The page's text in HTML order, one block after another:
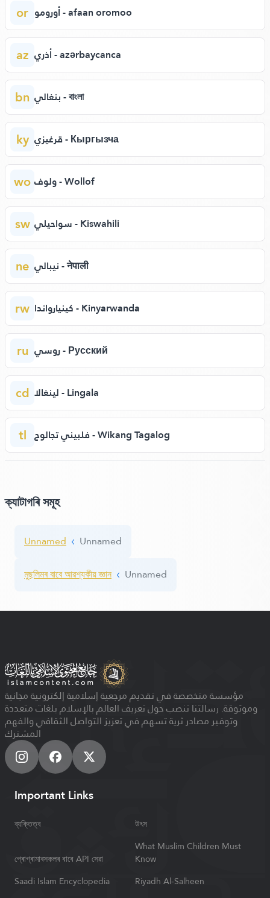
or أورومو - afaan oromoo
az أذري - azərbaycanca
bn بنغالي - বাংলা
ky قرغيزي - Кыргызча
wo ولوف - Wollof
sw سواحيلي - Kiswahili
ne نيبالي - नेपाली
rw كينيارواندا - Kinyarwanda
ru روسي - Русский
cd لينغالا - Lingala
tl فلبيني تجالوج - Wikang Tagalog
ক্যাটাগৰি সমূহ
Unnamed
Unnamed
মুছলিমৰ বাবে আৱশ্যকীয় জ্ঞান
Unnamed
مؤسسة متخصصة في تقديم مرجعية إسلامية إلكترونية مجانية
وموثوقة. رسالتنا تنصب حول تعريف العالم بالإسلام بلغات متعددة
وتوفير مصادر ثرية تسهم في تعزيز التواصل الثقافي والفهم
المشترك
Important Links
ব্যক্তিত্ব উৎস
প্ৰোগ্ৰামাৰসকলৰ বাবে API সেৱা
What Muslim Children Must
Know
Saadi Islam Encyclopedia
Riyadh Al-Salheen